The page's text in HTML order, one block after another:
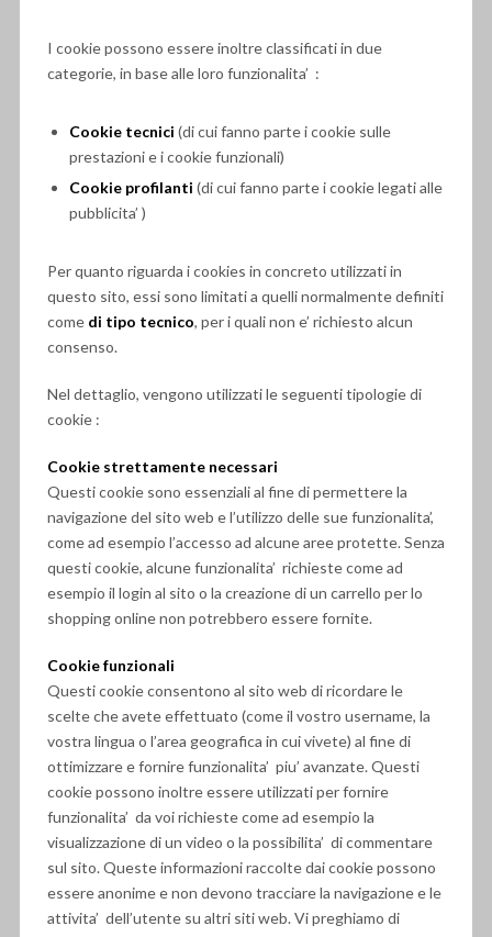
I cookie possono essere inoltre classificati in due
categorie, in base alle loro funzionalita’ :
Cookie tecnici (di cui fanno parte i cookie sulle
prestazioni e i cookie funzionali)
Cookie profilanti (di cui fanno parte i cookie legati alle
pubblicita’ )
Per quanto riguarda i cookies in concreto utilizzati in
questo sito, essi sono limitati a quelli normalmente definiti
come di tipo tecnico, per i quali non e’ richiesto alcun
consenso.
Nel dettaglio, vengono utilizzati le seguenti tipologie di
cookie :
Cookie strettamente necessari
Questi cookie sono essenziali al fine di permettere la
navigazione del sito web e l’utilizzo delle sue funzionalita’,
come ad esempio l’accesso ad alcune aree protette. Senza
questi cookie, alcune funzionalita’ richieste come ad
esempio il login al sito o la creazione di un carrello per lo
shopping online non potrebbero essere fornite.
Cookie funzionali
Questi cookie consentono al sito web di ricordare le
scelte che avete effettuato (come il vostro username, la
vostra lingua o l’area geografica in cui vivete) al fine di
ottimizzare e fornire funzionalita’ piu’ avanzate. Questi
cookie possono inoltre essere utilizzati per fornire
funzionalita’ da voi richieste come ad esempio la
visualizzazione di un video o la possibilita’ di commentare
sul sito. Queste informazioni raccolte dai cookie possono
essere anonime e non devono tracciare la navigazione e le
attivita’ dell’utente su altri siti web. Vi preghiamo di